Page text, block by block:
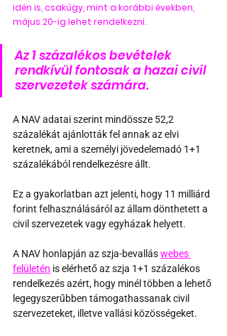
idén is, csakúgy, mint a korábbi években,
május 20-ig lehet rendelkezni.
Az 1 százalékos bevételek
rendkívül fontosak a hazai civil
szervezetek számára.
A NAV adatai szerint mindössze 52,2
százalékát ajánlották fel annak az elvi
keretnek, ami a személyi jövedelemadó 1+1
százalékából rendelkezésre állt.
Ez a gyakorlatban azt jelenti, hogy 11 milliárd
forint felhasználásáról az állam dönthetett a
civil szervezetek vagy egyházak helyett.
A NAV honlapján az szja-bevallás webes
felületén is elérhető az szja 1+1 százalékos
rendelkezés azért, hogy minél többen a lehető
legegyszerűbben támogathassanak civil
szervezeteket, illetve vallási közösségeket.